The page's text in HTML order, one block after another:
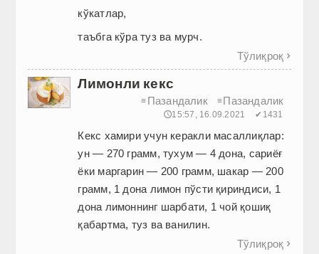
кўкатлар,
таъбга кўра туз ва мурч.
Тўлиқроқ 
Лимонли кекс
≡ Пазандалик ≡Пазандалик
🕔15:57, 16.09.2021 ✔1431
Кекс хамири учун керакли масаллиқлар:
ун — 270 грамм, тухум — 4 дона, сариёғ
ёки маргарин — 200 грамм, шакар — 200
грамм, 1 дона лимон пўсти қириндиси, 1
дона лимоннинг шарбати, 1 чой қошиқ
қабартма, туз ва ванилин.
Тўлиқроқ 